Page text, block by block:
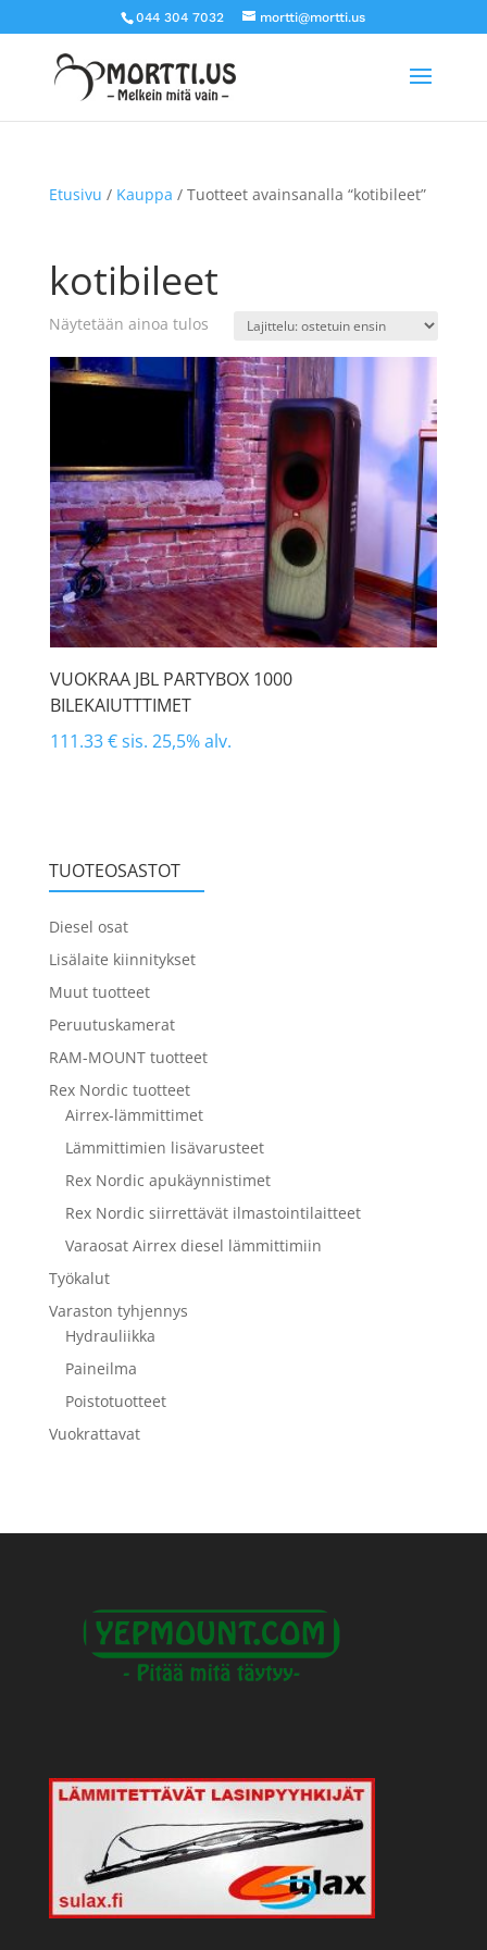
044 304 7032 mortti@mortti.us
Etusivu / Kauppa / Tuotteet avainsanalla “kotibileet”
kotibileet
Näytetään ainoa tulos
VUOKRAA JBL PARTYBOX 1000
BILEKAIUTTTIMET
111.33€sis. 25,5% alv.
TUOTEOSASTOT
Diesel osat
Lisälaite kiinnitykset
Muut tuotteet
Peruutuskamerat
RAM-MOUNT tuotteet
Rex Nordic tuotteet
Airrex-lämmittimet
Lämmittimien lisävarusteet
Rex Nordic apukäynnistimet
Rex Nordic siirrettävät ilmastointilaitteet
Varaosat Airrex diesel lämmittimiin
Työkalut
Varaston tyhjennys
Hydrauliikka
Paineilma
Poistotuotteet
Vuokrattavat